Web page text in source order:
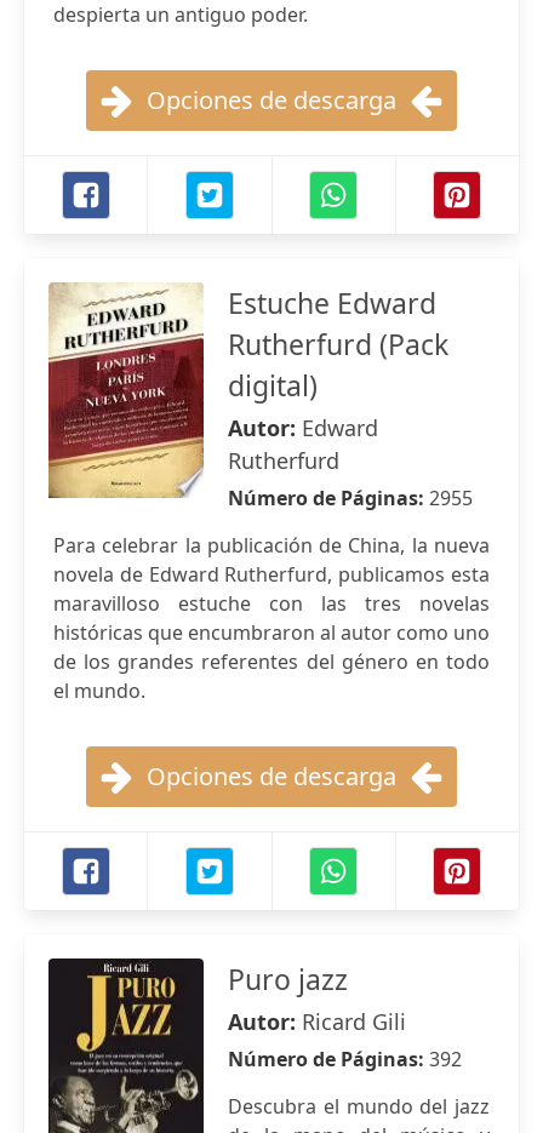
despierta un antiguo poder.
Opciones de descarga
Estuche Edward
Rutherfurd (Pack
digital)
Autor: Edward
Rutherfurd
Número de Páginas: 2955
Para celebrar la publicación de China, la nueva
novela de Edward Rutherfurd, publicamos esta
maravilloso estuche con las tres novelas
históricas que encumbraron al autor como uno
de los grandes referentes del género en todo
el mundo.
Opciones de descarga
Puro jazz
Autor: Ricard Gili
Número de Páginas: 392
Descubra el mundo del jazz